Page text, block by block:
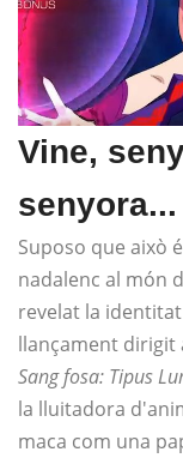
Vine,
senyora...
Suposo que això
nadalenc al món
revelat la
llançament dirigit
Sang fosa: Tipus
la lluitadora
maca com una